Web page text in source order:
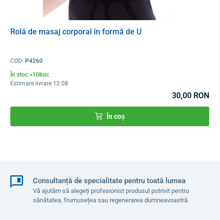
Mingea poate fi spălată cu apă călduță. În caz de murdărie
dificilă puteți folosi săpun sau detergent și ștergeți mingea după
curățare. Nu folosiți solvenți sau alți agenți agresivi pe zona
Înălțimea persoanei care face exerciții 175-185 cm
Înălțimea mingii 75 cm
Rolă de masaj corporal în formă de U
COD: P4260
În stoc >10buc
Estimare livrare 12.08
30,00 RON
În coș
Consultanță de specialitate pentru toată lumea
Vă ajutăm să alegeți profesionist produsul potrivit pentru
sănătatea, frumusețea sau regenerarea dumneavoastră.